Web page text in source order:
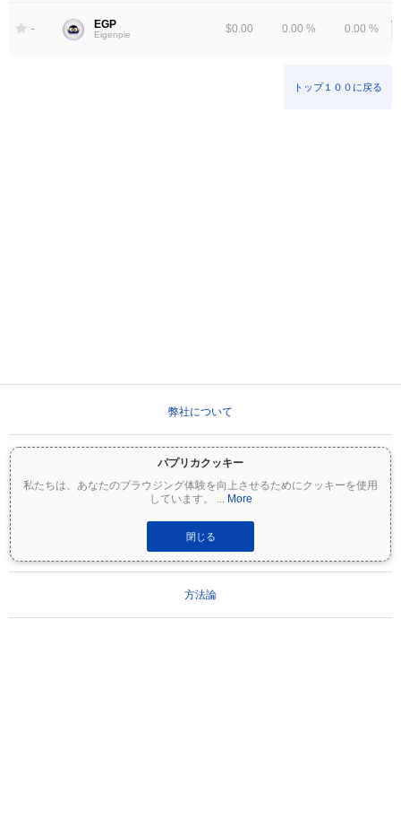
パプリカクッキー
私たちは、あなたのブラウジング体験を向上させるためにクッキーを使用
しています。
... More
閉じる
- EGP
Eigenpie $0.00 0.00 % 0.00 %
トップ１００に戻る
弊社について
コンタクト
すべてのコイン
方法論